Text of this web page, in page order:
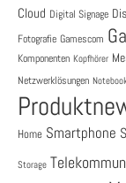
Cloud Digital Signage
Fotografie Gamescom
Komponenten Kopfhörer
Netzwerklösungen
Home Smartphone
Storage